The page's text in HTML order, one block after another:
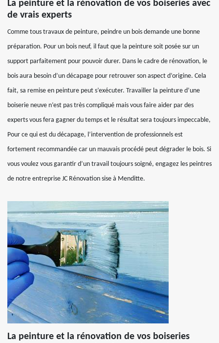
La peinture et la rénovation de vos boiseries avec
de vrais experts
Comme tous travaux de peinture, peindre un bois demande une bonne
préparation. Pour un bois neuf, il faut que la peinture soit posée sur un
support parfaitement pour pouvoir durer. Dans le cadre de rénovation, le
bois aura besoin d’un décapage pour retrouver son aspect d’origine. Cela
fait, sa remise en peinture peut s’exécuter. Travailler la peinture d’une
boiserie neuve n’est pas très compliqué mais vous faire aider par des
experts vous fera gagner du temps et le résultat sera toujours impeccable,
Pour ce qui est du décapage, l’intervention de professionnels est
fortement recommandée car un mauvais procédé peut dégrader le bois. Si
vous voulez vous garantir d’un travail toujours soigné, engagez les peintres
de notre entreprise JC Rénovation sise à Menditte.
La peinture et la rénovation de vos boiseries